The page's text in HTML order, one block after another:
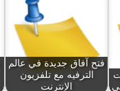
فتح آفاق جديدة في عالم
الترفيه مع تلفزيون
الإنترنت